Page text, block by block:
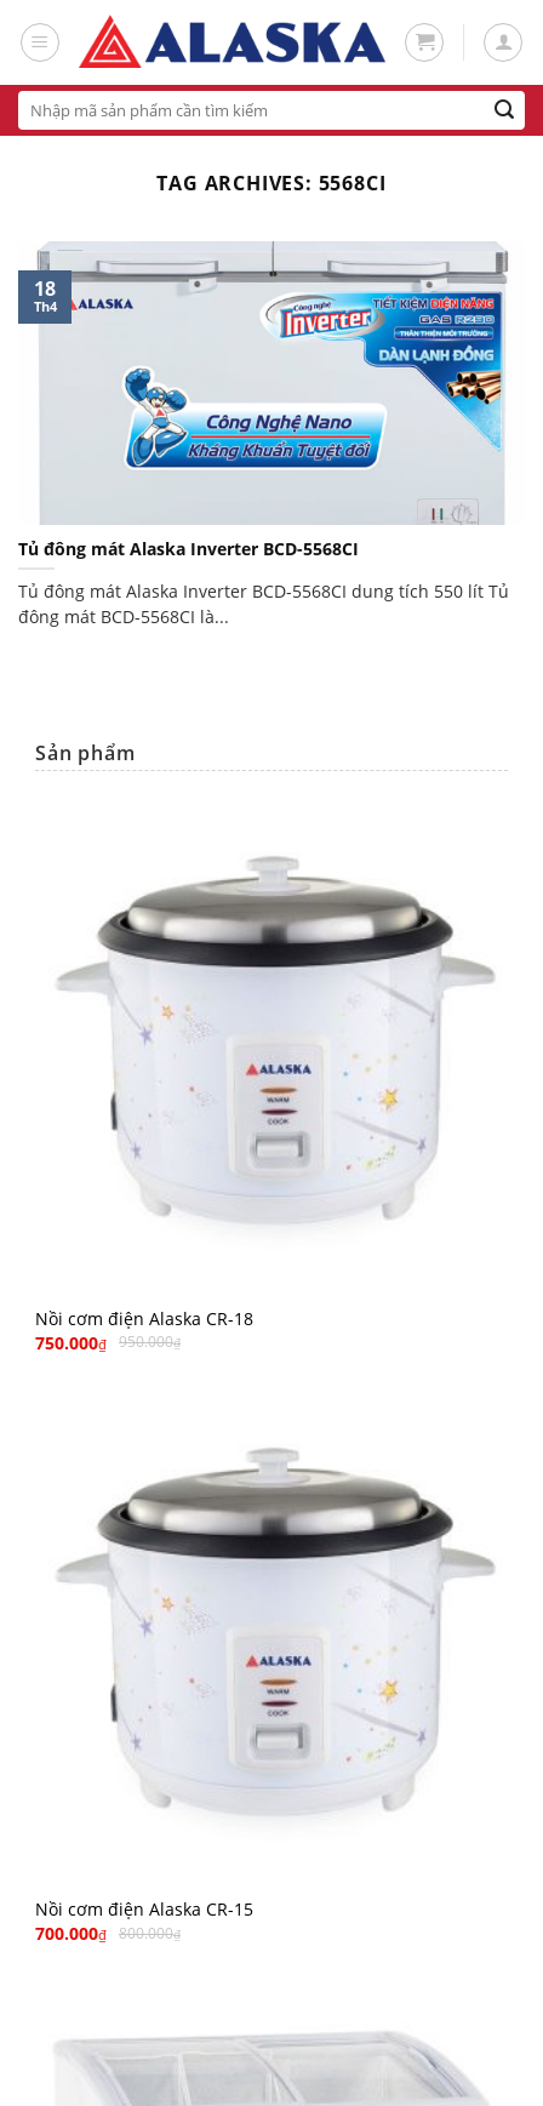
Tìm
kiếm:
TAG ARCHIVES: 5568CI
Tủ đông mát Alaska Inverter BCD-5568CI
Tủ đông mát Alaska Inverter BCD-5568CI dung tích 550 lít Tủ
đông mát BCD-5568CI là...
18
Th4
Sản phẩm
Nồi cơm điện Alaska CR-18
750.000₫ 950.000₫
Nồi cơm điện Alaska CR-15
700.000₫ 800.000₫